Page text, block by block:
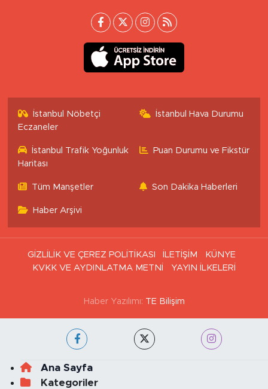
İstanbul Nöbetçi
Eczaneler
İstanbul Hava Durumu
İstanbul Trafik Yoğunluk
Haritası
Puan Durumu ve Fikstür
Tüm Manşetler Son Dakika Haberleri
Haber Arşivi
GİZLİLİK VE ÇEREZ POLİTİKASI İLETİŞİM
KÜNYE
KVKK VE AYDINLATMA METNİ
YAYIN İLKELERİ
Haber Yazılımı: TE Bilişim
Ana Sayfa
Kategoriler